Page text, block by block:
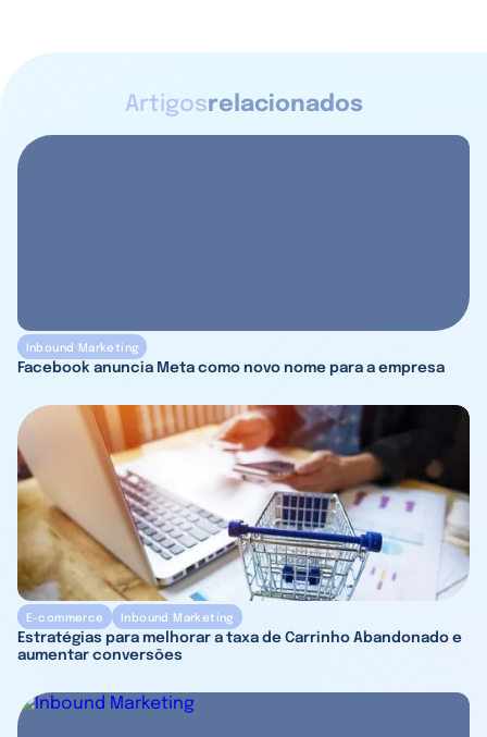
Artigosrelacionados
Inbound Marketing
Facebook anuncia Meta como novo nome para a empresa
E-commerce Inbound Marketing
Estratégias para melhorar a taxa de Carrinho Abandonado e
aumentar conversões